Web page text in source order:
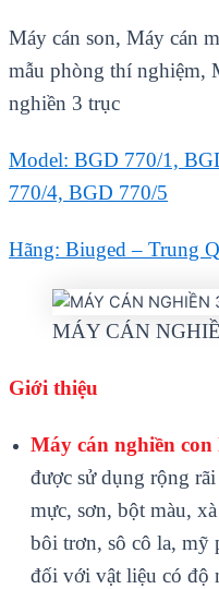
Máy cán son, Máy cán
mẫu phòng thí nghiệm,
nghiền 3 trục
Model: BGD 770/1,
770/4, BGD 770/5
Hãng: Biuged – Trung
MÁY CÁN
Giới thiệu
Máy cán nghiền con
được sử dụng rộng r
mực, sơn, bột màu,
bôi trơn, sô cô la,
đối với vật liệu có độ